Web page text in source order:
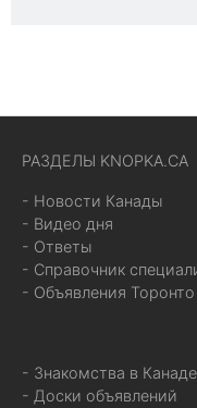
РАЗДЕЛЫ KNOPKA.CA
- Новости Канады
- Видео дня
- Ответы
- Справочник
- Объявления Торонто
- Знакомства в Канаде
- Доски объявлений